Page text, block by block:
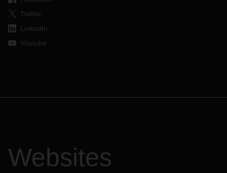
Twitter
LinkedIn
Youtube
Websites